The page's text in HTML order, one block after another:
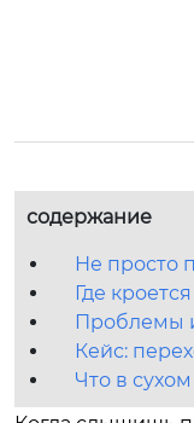
содержание
Не просто
Где
Проблемы
Кейс:
Что в сухом